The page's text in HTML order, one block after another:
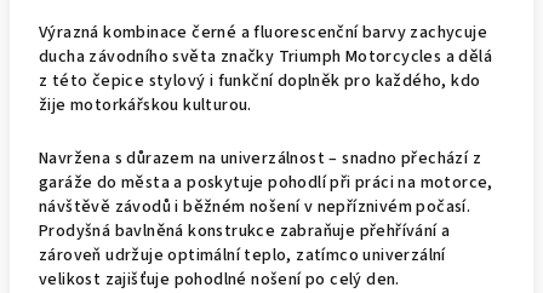
Výrazná kombinace černé a fluorescenční barvy zachycuje
ducha závodního světa značky Triumph Motorcycles a dělá
z této čepice stylový i funkční doplněk pro každého, kdo
žije motorkářskou kulturou.
Navržena s důrazem na univerzálnost – snadno přechází z
garáže do města a poskytuje pohodlí při práci na motorce,
návštěvě závodů i běžném nošení v nepříznivém počasí.
Prodyšná bavlněná konstrukce zabraňuje přehřívání a
zároveň udržuje optimální teplo, zatímco univerzální
velikost zajišťuje pohodlné nošení po celý den.